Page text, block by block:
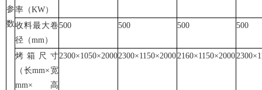
参
数
率（KW）
收料最大卷
径（mm）
500 500 500 500
烤箱尺寸
（长mm×宽
mm×高
2300×1050×20002300×1150×2000 2160×1150×2000